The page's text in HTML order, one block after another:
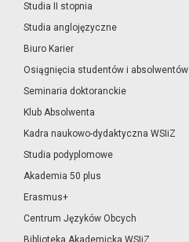
Studia II stopnia
Studia anglojęzyczne
Biuro Karier
Osiągnięcia studentów i absolwentów
Seminaria doktoranckie
Klub Absolwenta
Kadra naukowo-dydaktyczna WSIiZ
Studia podyplomowe
Akademia 50 plus
Erasmus+
Centrum Języków Obcych
Biblioteka Akademicka WSIiZ